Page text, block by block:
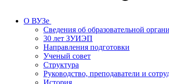
О ВУЗе
Сведения об образовательной
30 лет ЗУИЭП
Направления подготовки
Ученый совет
Структура
Руководство, преподаватели и
История